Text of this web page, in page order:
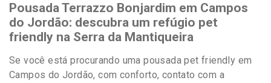
Pousada Terrazzo Bonjardim em Campos
do Jordão: descubra um refúgio pet
friendly na Serra da Mantiqueira
Se você está procurando uma pousada pet friendly em
Campos do Jordão, com conforto, contato com a